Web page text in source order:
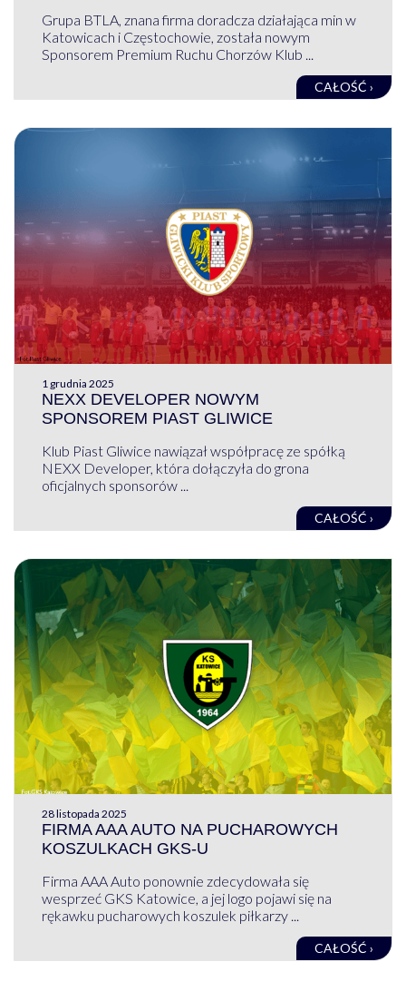
Grupa BTLA, znana firma doradcza działająca min w
Katowicach i Częstochowie, została nowym
Sponsorem Premium Ruchu Chorzów Klub ...
CAŁOŚĆ ›
1 grudnia 2025
NEXX DEVELOPER NOWYM
SPONSOREM PIAST GLIWICE
Klub Piast Gliwice nawiązał współpracę ze spółką
NEXX Developer, która dołączyła do grona
oficjalnych sponsorów ...
CAŁOŚĆ ›
28 listopada 2025
FIRMA AAA AUTO NA PUCHAROWYCH
KOSZULKACH GKS-U
Firma AAA Auto ponownie zdecydowała się
wesprzeć GKS Katowice, a jej logo pojawi się na
rękawku pucharowych koszulek piłkarzy ...
CAŁOŚĆ ›